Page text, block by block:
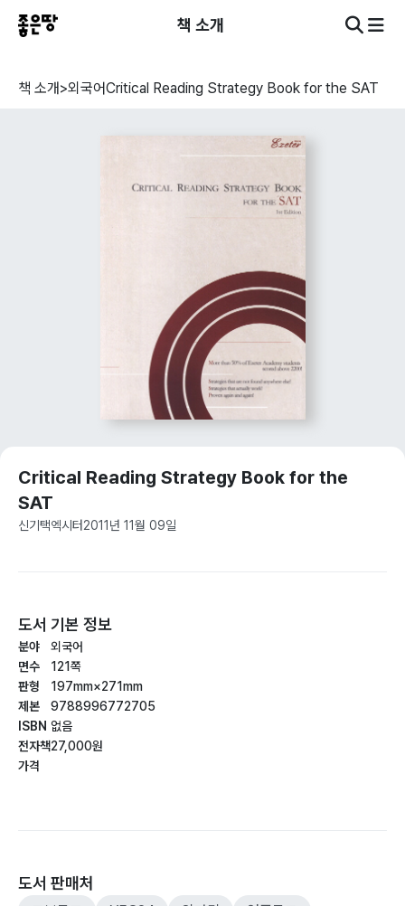
책 소개
책 소개>외국어Critical Reading Strategy Book for the SAT
Critical Reading Strategy Book for the
SAT
신기택엑시터 2011년 11월 09일
도서 기본 정보
분야
면수
판형
제본
ISBN
전자책
가격
외국어
121쪽
197mm×271mm
9788996772705
없음
27,000원
도서 판매처